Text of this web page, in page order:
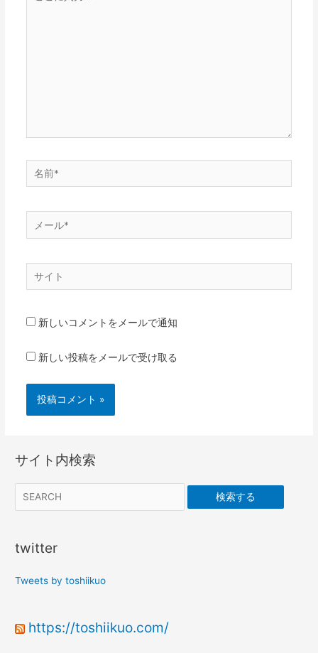
前
ー
イ
新しいコメントをメールで通知
新しい投稿をメールで受け取る
サイト内検索
検索する
twitter
Tweets by toshiikuo
https://toshiikuo.com/